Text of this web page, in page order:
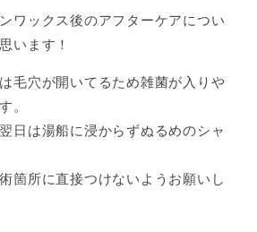
ワックス後のアフターケアについ
います！
毛穴が開いてるため雑菌が入りや
。
日は湯船に浸からずぬるめのシャ
箇所に直接つけないようお願いし